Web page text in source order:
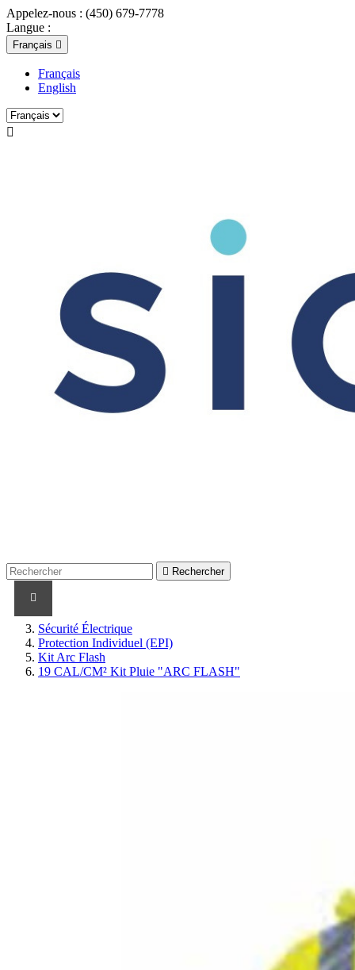
Appelez-nous : (450) 679-7778
Langue :
Français 
Français
English

 Rechercher
Sécurité Électrique
Protection Individuel (EPI)
Kit Arc Flash
19 CAL/CM² Kit Pluie "ARC FLASH"